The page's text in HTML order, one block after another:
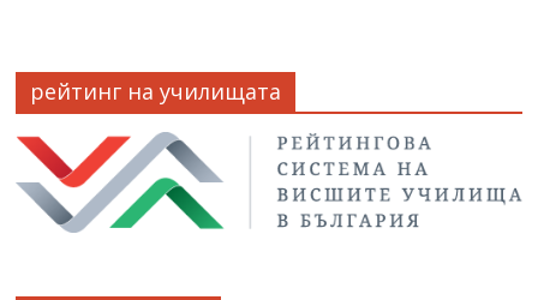
рейтинг на училищата